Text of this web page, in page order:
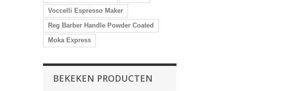
Voccelli Espresso Maker
Reg Barber Handle Powder Coated
Moka Express
BEKEKEN PRODUCTEN